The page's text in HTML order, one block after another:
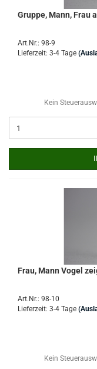
Gruppe, Mann, Frau
Art.Nr.: 98-9
Lieferzeit: 3-4 Tage
Kein
Frau, Mann Vogel
Art.Nr.: 98-10
Lieferzeit: 3-4 Tage
Kein